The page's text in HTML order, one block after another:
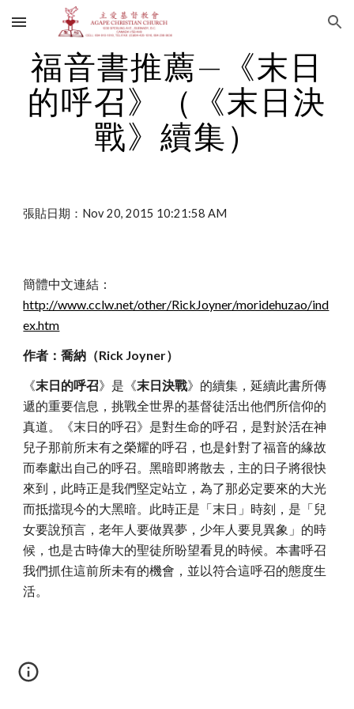
Skip to main content Skip to navigation
福音書推薦—《末日
的呼召》（《末日決
戰》續集）
張貼日期：Nov 20, 2015 10:21:58 AM
簡體中文連結：
http://www.cclw.net/other/RickJoyner/moridehuzao/ind
ex.htm
作者：喬納（Rick Joyner）
《末日的呼召》是《末日決戰》的續集，延續此書所傳
遞的重要信息，挑戰全世界的基督徒活出他們所信仰的
真道。《末日的呼召》是對生命的呼召，是對於活在神
兒子那前所末有之榮耀的呼召，也是針對了福音的緣故
而奉獻出自己的呼召。黑暗即將散去，主的日子將很快
來到，此時正是我們堅定站立，為了那必定要來的大光
而抵擋現今的大黑暗。此時正是「末日」時刻，是「兒
女要說預言，老年人要做異夢，少年人要見異象」的時
候，也是古時偉大的聖徒所盼望看見的時候。本書呼召
我們抓住這前所未有的機會，並以符合這呼召的態度生
活。